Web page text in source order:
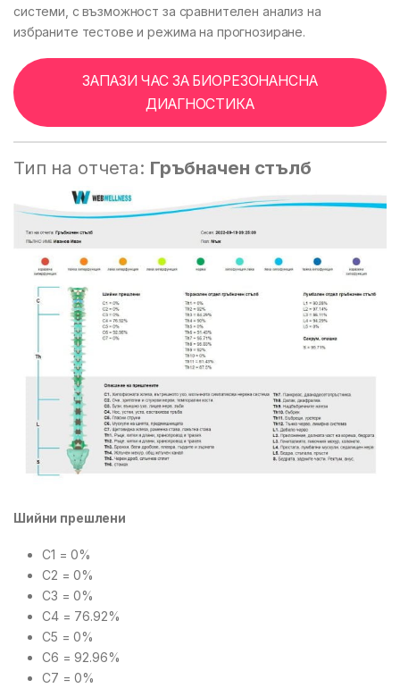
системи, с възможност за сравнителен анализ на
избраните тестове и режима на прогнозиране.
ЗАПАЗИ ЧАС ЗА БИОРЕЗОНАНСНА
ДИАГНОСТИКА
Тип на отчета: Гръбначен стълб
Шийни прешлени
C1 = 0%
C2 = 0%
C3 = 0%
C4 = 76.92%
C5 = 0%
C6 = 92.96%
C7 = 0%